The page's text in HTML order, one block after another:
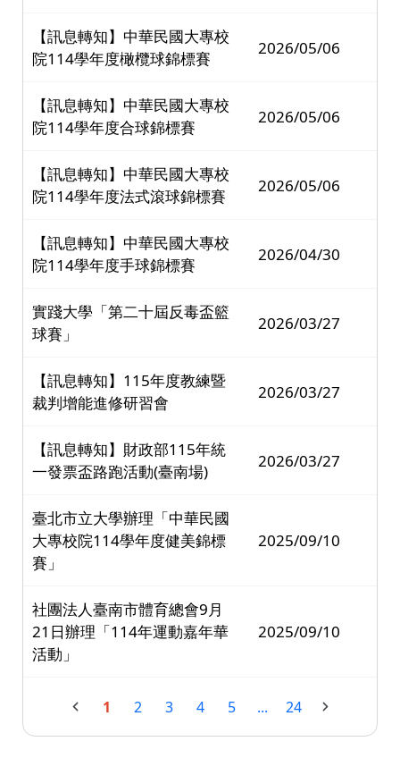
【訊息轉知】中華民國大專校
院114學年度橄欖球錦標賽
2026/05/06
【訊息轉知】中華民國大專校
院114學年度合球錦標賽
2026/05/06
【訊息轉知】中華民國大專校
院114學年度法式滾球錦標賽
2026/05/06
【訊息轉知】中華民國大專校
院114學年度手球錦標賽
2026/04/30
實踐大學「第二十屆反毒盃籃
球賽」
2026/03/27
【訊息轉知】115年度教練暨
裁判增能進修研習會
2026/03/27
【訊息轉知】財政部115年統
一發票盃路跑活動(臺南場)
2026/03/27
臺北市立大學辦理「中華民國
大專校院114學年度健美錦標
賽」
2025/09/10
社團法人臺南市體育總會9月
21日辦理「114年運動嘉年華
活動」
2025/09/10
1 2 3 4 5 ... 24